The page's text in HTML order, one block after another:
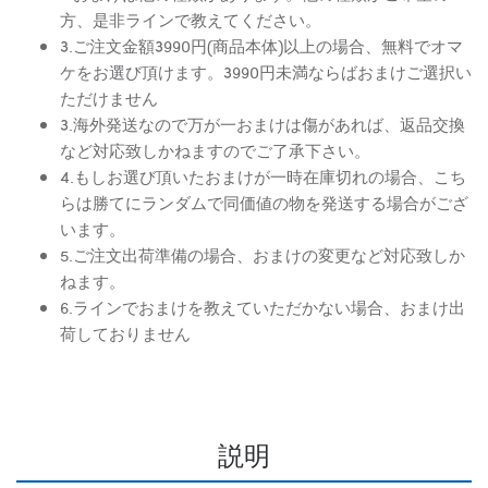
方、是非ラインで教えてください。
3.ご注文金額3990円(商品本体)以上の場合、無料でオマ
ケをお選び頂けます。3990円未満ならばおまけご選択い
ただけません
3.海外発送なので万が一おまけは傷があれば、返品交換
など対応致しかねますのでご了承下さい。
4.もしお選び頂いたおまけが一時在庫切れの場合、こち
らは勝てにランダムで同価値の物を発送する場合がござ
います。
5.ご注文出荷準備の場合、おまけの変更など対応致しか
ねます。
6.ラインでおまけを教えていただかない場合、おまけ出
荷しておりません
説明